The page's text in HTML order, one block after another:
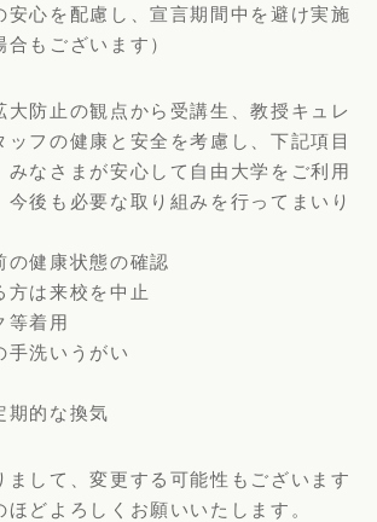
安心を配慮し、宣言期間中を避け実施
もございます）
大防止の観点から受講生、教授キュレ
ッフの健康と安全を考慮し、下記項目
みなさまが安心して自由大学をご利用
今後も必要な取り組みを行ってまいり
の健康状態の確認
方は来校を中止
等着用
手洗いうがい
期的な換気
まして、変更する可能性もございます
どよろしくお願いいたします。